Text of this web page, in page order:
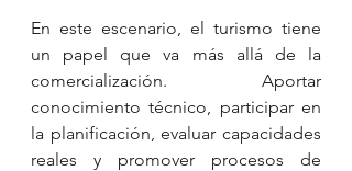
En este escenario, el turismo tiene
un papel que va más allá de la
comercialización. Aportar
conocimiento técnico, participar en
la planificación, evaluar capacidades
reales y promover procesos de